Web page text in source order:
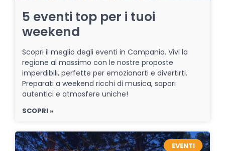
5 eventi top per i tuoi
weekend
Scopri il meglio degli eventi in Campania. Vivi la
regione al massimo con le nostre proposte
imperdibili, perfette per emozionarti e divertirti.
Preparati a weekend ricchi di musica, sapori
autentici e atmosfere uniche!
SCOPRI »
EVENTI